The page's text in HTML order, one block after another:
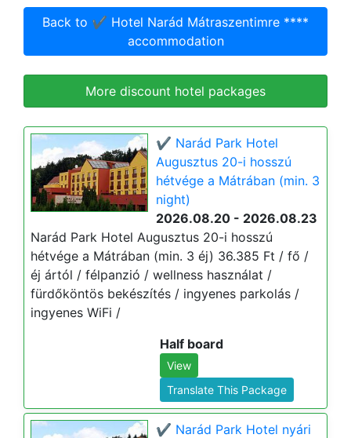
Back to ✔️ Hotel Narád Mátraszentimre ****
accommodation
More discount hotel packages
✔️ Narád Park Hotel
Augusztus 20-i hosszú
hétvége a Mátrában (min. 3
night)
2026.08.20 - 2026.08.23
Narád Park Hotel Augusztus 20-i hosszú
hétvége a Mátrában (min. 3 éj) 36.385 Ft / fő /
éj ártól / félpanzió / wellness használat /
fürdőköntös bekészítés / ingyenes parkolás /
ingyenes WiFi /
Half board
View
Translate This Package
✔️ Narád Park Hotel nyári